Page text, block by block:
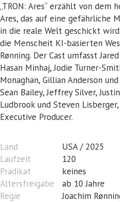
„TRON: Ares“ erzählt von
Ares, das auf eine gefährliche
in die reale Welt geschickt
die Menscheit KI-basierten
Rønning. Der Cast umfasst
Hasan Minhaj, Jodie Turner-
Monaghan, Gillian Anderson
Sean Bailey, Jeffrey Silver,
Ludbrook und Steven
Executive Producer.
Land
USA / 2025
Laufzeit
120
Prädikat
keines
Altersfreigabe
ab 10 Jahre
Regie
Joachim